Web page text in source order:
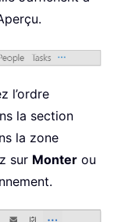
l’ordre
la section
la zone
sur Monter ou